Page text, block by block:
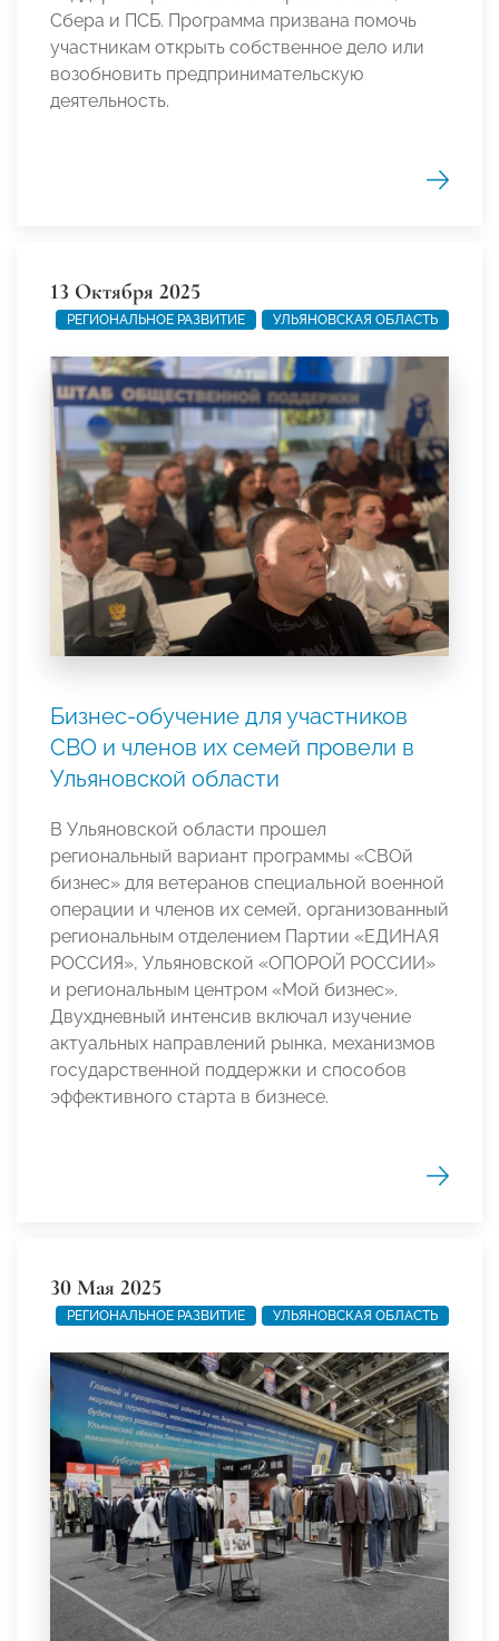
Сбера и ПСБ. Программа призвана помочь
участникам открыть собственное дело или
возобновить предпринимательскую
деятельность.
13 Октября 2025
РЕГИОНАЛЬНОЕ РАЗВИТИЕ УЛЬЯНОВСКАЯ ОБЛАСТЬ
Бизнес-обучение для участников
СВО и членов их семей провели в
Ульяновской области
В Ульяновской области прошел
региональный вариант программы «СВОй
бизнес» для ветеранов специальной военной
операции и членов их семей, организованный
региональным отделением Партии «ЕДИНАЯ
РОССИЯ», Ульяновской «ОПОРОЙ РОССИИ»
и региональным центром «Мой бизнес».
Двухдневный интенсив включал изучение
актуальных направлений рынка, механизмов
государственной поддержки и способов
эффективного старта в бизнесе.
30 Мая 2025
РЕГИОНАЛЬНОЕ РАЗВИТИЕ УЛЬЯНОВСКАЯ ОБЛАСТЬ